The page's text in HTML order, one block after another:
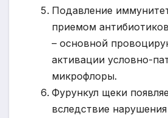
Подавление
приемом
– основной
активации условно-
микрофлоры.
Фурункул щеки
вследствие